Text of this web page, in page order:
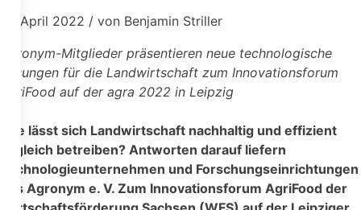
14. April 2022 / von Benjamin Striller
Agronym-Mitglieder präsentieren neue technologische
Lösungen für die Landwirtschaft zum Innovationsforum
AgriFood auf der agra 2022 in Leipzig
Wie lässt sich Landwirtschaft nachhaltig und effizient
zugleich betreiben? Antworten darauf liefern
Technologieunternehmen und Forschungseinrichtungen
des Agronym e. V. Zum Innovationsforum AgriFood der